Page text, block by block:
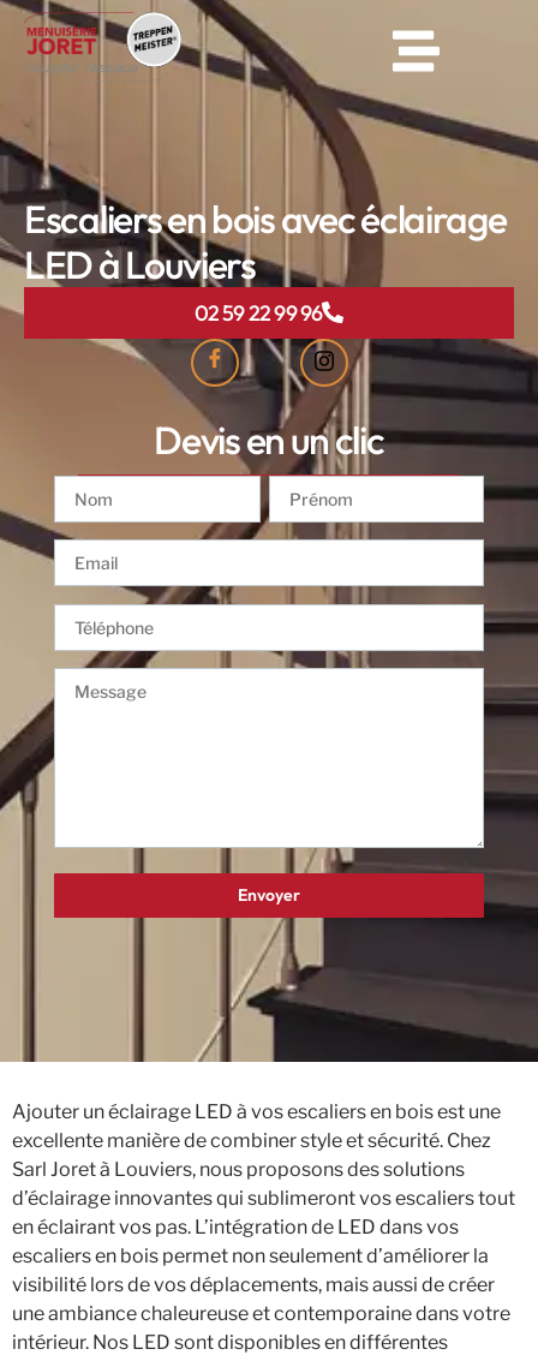
Escaliers en bois avec éclairage
LED à Louviers
02 59 22 99 96
Devis en un clic
Ajouter un éclairage LED à vos escaliers en bois est une
excellente manière de combiner style et sécurité. Chez
Sarl Joret à Louviers, nous proposons des solutions
d’éclairage innovantes qui sublimeront vos escaliers tout
en éclairant vos pas. L’intégration de LED dans vos
escaliers en bois permet non seulement d’améliorer la
visibilité lors de vos déplacements, mais aussi de créer
une ambiance chaleureuse et contemporaine dans votre
intérieur. Nos LED sont disponibles en différentes